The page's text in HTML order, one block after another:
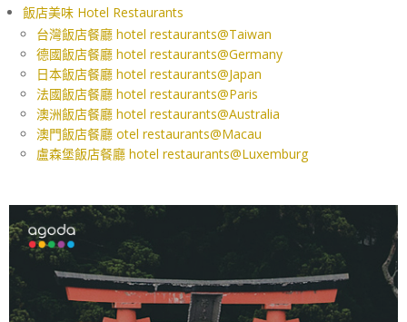
飯店美味 Hotel Restaurants
台灣飯店餐廳 hotel restaurants@Taiwan
德國飯店餐廳 hotel restaurants@Germany
日本飯店餐廳 hotel restaurants@Japan
法國飯店餐廳 hotel restaurants@Paris
澳洲飯店餐廳 hotel restaurants@Australia
澳門飯店餐廳 otel restaurants@Macau
盧森堡飯店餐廳 hotel restaurants@Luxemburg